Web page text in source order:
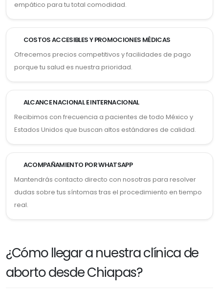
empático para tu total comodidad.
COSTOS ACCESIBLES Y PROMOCIONES MÉDICAS
Ofrecemos precios competitivos y facilidades de pago
porque tu salud es nuestra prioridad.
ALCANCE NACIONAL E INTERNACIONAL
Recibimos con frecuencia a pacientes de todo México y
Estados Unidos que buscan altos estándares de calidad.
ACOMPAÑAMIENTO POR WHATSAPP
Mantendrás contacto directo con nosotras para resolver
dudas sobre tus síntomas tras el procedimiento en tiempo
real.
¿Cómo llegar a nuestra clínica de
aborto desde Chiapas?